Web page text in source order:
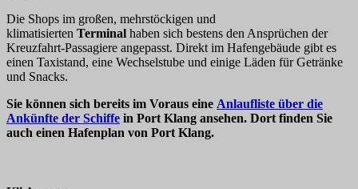
Die Shops im großen, mehrstöckigen und
klimatisierten Terminal haben sich bestens den Ansprüchen der
Kreuzfahrt-Passagiere angepasst. Direkt im Hafengebäude gibt es
einen Taxistand, eine Wechselstube und einige Läden für Getränke
und Snacks.
Sie können sich bereits im Voraus eine Anlaufliste über die
Ankünfte der Schiffe in Port Klang ansehen. Dort finden Sie
auch einen Hafenplan von Port Klang.